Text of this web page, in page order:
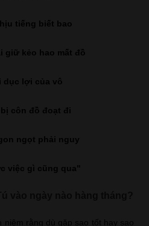
tiếng biết bao
giữ kẻo hao mất đồ
dục lợi của vô
côn đồ đoạt đi
ngọt phải nguy
việc gì cũng qua"
rằng dù gặp sao tốt hay sao